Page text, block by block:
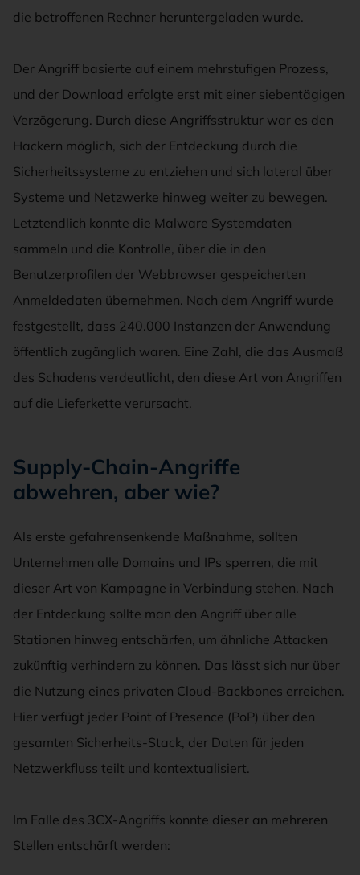
die betroffenen Rechner heruntergeladen wurde.
Der Angriff basierte auf einem mehrstufigen Prozess,
und der Download erfolgte erst mit einer siebentägigen
Verzögerung. Durch diese Angriffsstruktur war es den
Hackern möglich, sich der Entdeckung durch die
Sicherheitssysteme zu entziehen und sich lateral über
Systeme und Netzwerke hinweg weiter zu bewegen.
Letztendlich konnte die Malware Systemdaten
sammeln und die Kontrolle, über die in den
Benutzerprofilen der Webbrowser gespeicherten
Anmeldedaten übernehmen. Nach dem Angriff wurde
festgestellt, dass 240.000 Instanzen der Anwendung
öffentlich zugänglich waren. Eine Zahl, die das Ausmaß
des Schadens verdeutlicht, den diese Art von Angriffen
auf die Lieferkette verursacht.
Supply-Chain-Angriffe
abwehren, aber wie?
Als erste gefahrensenkende Maßnahme, sollten
Unternehmen alle Domains und IPs sperren, die mit
dieser Art von Kampagne in Verbindung stehen. Nach
der Entdeckung sollte man den Angriff über alle
Stationen hinweg entschärfen, um ähnliche Attacken
zukünftig verhindern zu können. Das lässt sich nur über
die Nutzung eines privaten Cloud-Backbones erreichen.
Hier verfügt jeder Point of Presence (PoP) über den
gesamten Sicherheits-Stack, der Daten für jeden
Netzwerkfluss teilt und kontextualisiert.
Im Falle des 3CX-Angriffs konnte dieser an mehreren
Stellen entschärft werden: